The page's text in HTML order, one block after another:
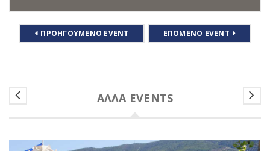
ΠΡΟΗΓΟΎΜΕΝΟ EVENT ΕΠΌΜΕΝΟ EVENT
ΆΛΛΑ EVENTS